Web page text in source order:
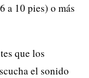
a 10 pies) o más
que los
el sonido